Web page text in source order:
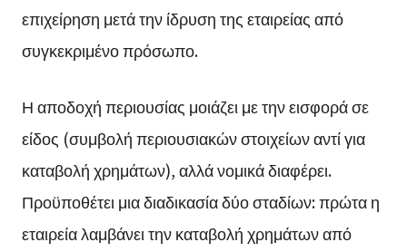
επιχείρηση μετά την ίδρυση της εταιρείας από
συγκεκριμένο πρόσωπο.
Η αποδοχή περιουσίας μοιάζει με την εισφορά σε
είδος (συμβολή περιουσιακών στοιχείων αντί για
καταβολή χρημάτων), αλλά νομικά διαφέρει.
Προϋποθέτει μια διαδικασία δύο σταδίων: πρώτα η
εταιρεία λαμβάνει την καταβολή χρημάτων από